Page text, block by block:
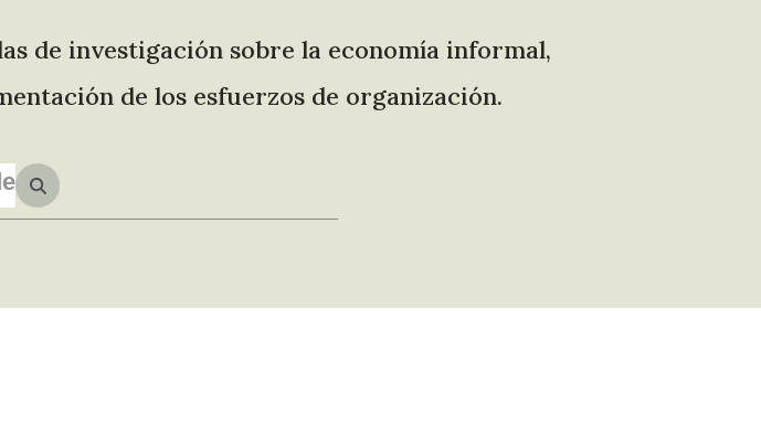
de investigación sobre la economía informal,
de los esfuerzos de organización.